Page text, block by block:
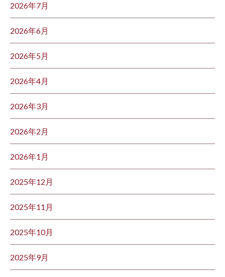
2026年7月
2026年6月
2026年5月
2026年4月
2026年3月
2026年2月
2026年1月
2025年12月
2025年11月
2025年10月
2025年9月